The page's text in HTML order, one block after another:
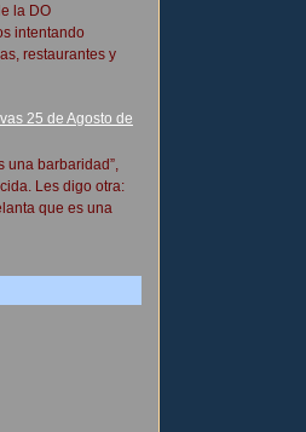
la DO
intentando
restaurantes y
25 de Agosto de
una barbaridad”,
Les digo otra:
que es una